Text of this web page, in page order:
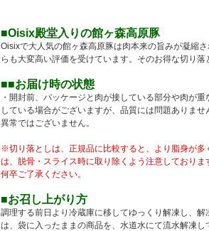
■Oisix殿堂入りの館ヶ森高原豚
Oisixで大人気の館ヶ森高原豚は肉本来の旨みが凝縮
らも大変高い評価を受けています。そのお得な切り落
■■お届け時の状態
・開封前、パッケージと肉が接している部分や肉が
している場合がございますが、品質には問題ありま
異常ではございません。
※切り落としは、正規品に比較すると、より脂身が
は、脱骨・スライス時に取り除くよう注意しており
何卒ご了承ください。
■お召し上がり方
調理する前日より冷蔵庫に移してゆっくり解凍し、
は、袋に入ったままの商品を、水道水にて流水解凍し